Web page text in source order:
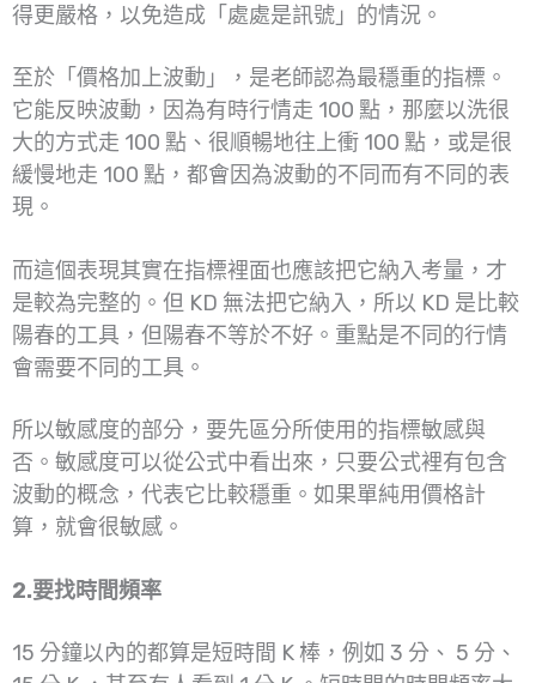
得更嚴格，以免造成「處處是訊號」的情況。
至於「價格加上波動」，是老師認為最穩重的指標。
它能反映波動，因為有時行情走 100 點，那麼以洗很
大的方式走 100 點、很順暢地往上衝 100 點，或是很
緩慢地走 100 點，都會因為波動的不同而有不同的表
現。
而這個表現其實在指標裡面也應該把它納入考量，才
是較為完整的。但 KD 無法把它納入，所以 KD 是比較
陽春的工具，但陽春不等於不好。重點是不同的行情
會需要不同的工具。
所以敏感度的部分，要先區分所使用的指標敏感與
否。敏感度可以從公式中看出來，只要公式裡有包含
波動的概念，代表它比較穩重。如果單純用價格計
算，就會很敏感。
2.要找時間頻率
15 分鐘以內的都算是短時間 K 棒，例如 3 分、 5 分、